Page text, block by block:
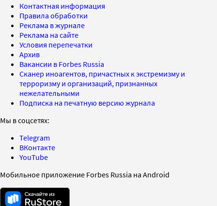
Контактная информация
Правила обработки
Реклама в журнале
Реклама на сайте
Условия перепечатки
Архив
Вакансии в Forbes Russia
Сканер иноагентов, причастных к экстремизму и
терроризму и организаций, признанных
нежелательными
Подписка на печатную версию журнала
Мы в соцсетях:
Telegram
ВКонтакте
YouTube
Мобильное приложение Forbes Russia на Android